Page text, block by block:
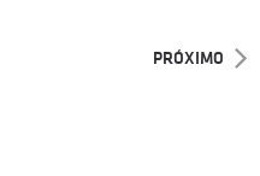
PRÓXIMO